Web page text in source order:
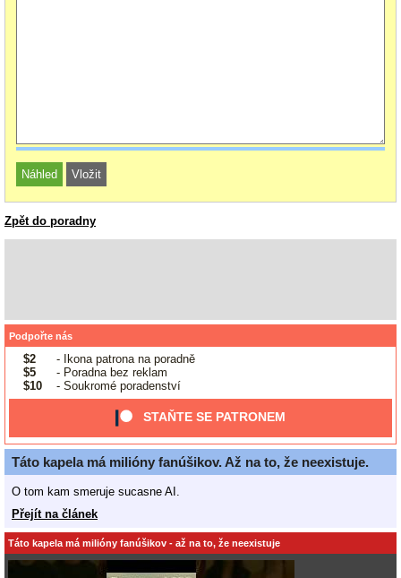
Zpět do poradny
Podpořte nás
$2
- Ikona patrona na poradně
$5
- Poradna bez reklam
$10
- Soukromé poradenství
STAŇTE SE PATRONEM
Táto kapela má milióny fanúšikov. Až na to, že neexistuje.
O tom kam smeruje sucasne AI.
Přejít na článek
Táto kapela má milióny fanúšikov - až na to, že neexistuje